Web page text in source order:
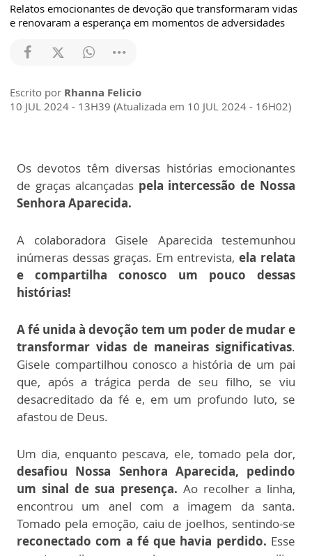
Relatos emocionantes de devoção que transformaram vidas
e renovaram a esperança em momentos de adversidades
Escrito por Rhanna Felicio
10 JUL 2024 - 13H39 (Atualizada em 10 JUL 2024 - 16H02)
Os devotos têm diversas histórias emocionantes
de graças alcançadas pela intercessão de Nossa
Senhora Aparecida.
A colaboradora Gisele Aparecida testemunhou
inúmeras dessas graças. Em entrevista, ela relata
e compartilha conosco um pouco dessas
histórias!
A fé unida à devoção tem um poder de mudar e
transformar vidas de maneiras significativas.
Gisele compartilhou conosco a história de um pai
que, após a trágica perda de seu filho, se viu
desacreditado da fé e, em um profundo luto, se
afastou de Deus.
Um dia, enquanto pescava, ele, tomado pela dor,
desafiou Nossa Senhora Aparecida, pedindo
um sinal de sua presença. Ao recolher a linha,
encontrou um anel com a imagem da santa.
Tomado pela emoção, caiu de joelhos, sentindo-se
reconectado com a fé que havia perdido. Esse